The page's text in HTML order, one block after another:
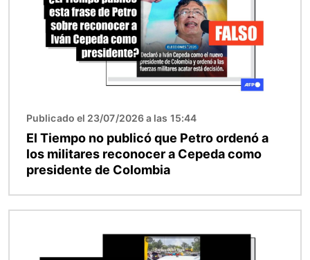
Publicado el 23/07/2026 a las 15:44
El Tiempo no publicó que Petro ordenó a
los militares reconocer a Cepeda como
presidente de Colombia